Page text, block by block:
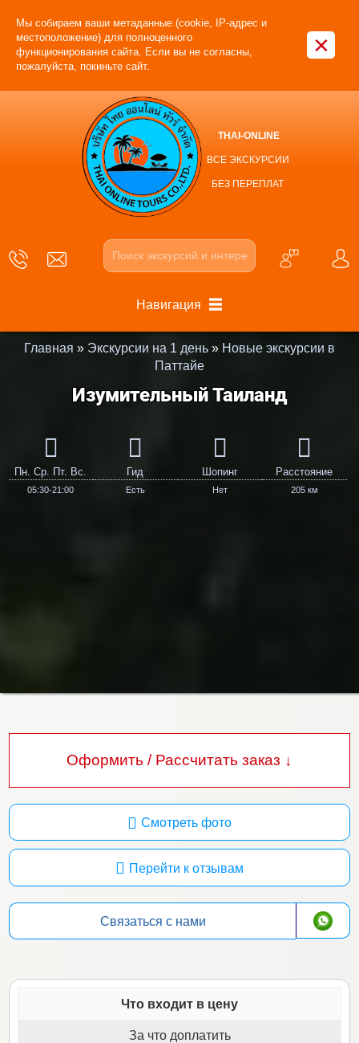
Мы собираем ваши метаданные (cookie, IP-адрес и
местоположение) для полноценного
функционирования сайта. Если вы не согласны,
пожалуйста, покиньте сайт.
×
THAI-ONLINE
ВСЕ ЭКСКУРСИИ
БЕЗ ПЕРЕПЛАТ
Навигация
Главная » Экскурсии на 1 день » Новые экскурсии в
Паттайе
Изумительный Таиланд
Пн. Ср. Пт. Вс.
05:30-21:00
Гид
Есть
Шопинг
Нет
Расстояние
205 км
Оформить / Рассчитать заказ ↓
Смотреть фото
Перейти к отзывам
Связаться с нами
Что входит в цену
За что доплатить